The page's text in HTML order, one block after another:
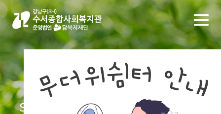
SUSEO SOCIAL WELFARE CENTER